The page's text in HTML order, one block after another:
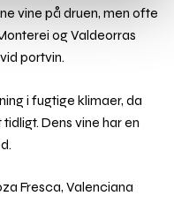
vine på druen, men ofte
og Valdeorras
portvin.
i fugtige klimaer, da
Dens vine har en
Fresca, Valenciana